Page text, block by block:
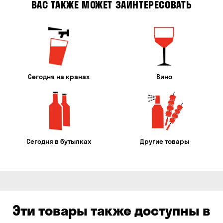
ВАС ТАКЖЕ МОЖЕТ ЗАИНТЕРЕСОВАТЬ
Сегодня на кранах Вино
Сегодня в бутылках Другие товары
Эти товары также доступны в